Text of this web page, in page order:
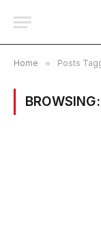
Home » Posts
BROWSING: